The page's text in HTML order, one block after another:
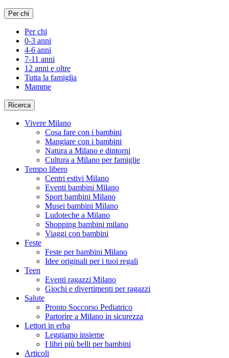
Per chi
Per chi
0-3 anni
4-6 anni
7-11 anni
12 anni e oltre
Tutta la famiglia
Mamme
Ricerca
Vivere Milano
Cosa fare con i bambini
Mangiare con i bambini
Natura a Milano e dintorni
Cultura a Milano per famiglie
Tempo libero
Centri estivi Milano
Eventi bambini Milano
Sport bambini Milano
Musei bambini Milano
Ludoteche a Milano
Shopping bambini milano
Viaggi con bambini
Feste
Feste per bambini Milano
Idee originali per i tuoi regali
Teen
Eventi ragazzi Milano
Giochi e divertimenti per ragazzi
Salute
Pronto Soccorso Pediatrico
Partorire a Milano in sicurezza
Lettori in erba
Leggiamo insieme
I libri più belli per bambini
Articoli